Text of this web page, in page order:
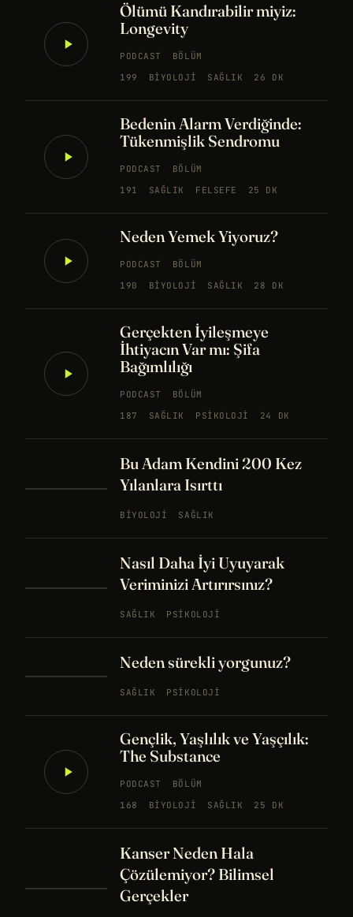
Ölümü Kandırabilir miyiz:
Longevity
PODCAST
BÖLÜM
199
BIYOLOJI SAĞLIK 26 DK
Bedenin Alarm Verdiğinde:
Tükenmişlik Sendromu
PODCAST
BÖLÜM
191
SAĞLIK FELSEFE 25 DK
Neden Yemek Yiyoruz?
PODCAST
BÖLÜM
190
BIYOLOJI SAĞLIK 28 DK
Gerçekten İyileşmeye
İhtiyacın Var mı: Şifa
Bağımlılığı
PODCAST
BÖLÜM
187
SAĞLIK PSIKOLOJI 24 DK
Bu Adam Kendini 200 Kez
Yılanlara Isırttı
BIYOLOJI SAĞLIK
Nasıl Daha İyi Uyuyarak
Veriminizi Artırırsınız?
SAĞLIK PSIKOLOJI
Neden sürekli yorgunuz?
SAĞLIK PSIKOLOJI
Gençlik, Yaşlılık ve Yaşçılık:
The Substance
PODCAST
BÖLÜM
168
BIYOLOJI SAĞLIK 25 DK
Kanser Neden Hala
Çözülemiyor? Bilimsel
Gerçekler